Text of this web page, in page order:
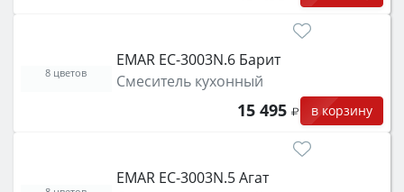
EMAR EC-3003N.6 Барит
Смеситель кухонный
15 495 в корзину
8 цветов
EMAR EC-3003N.5 Агат